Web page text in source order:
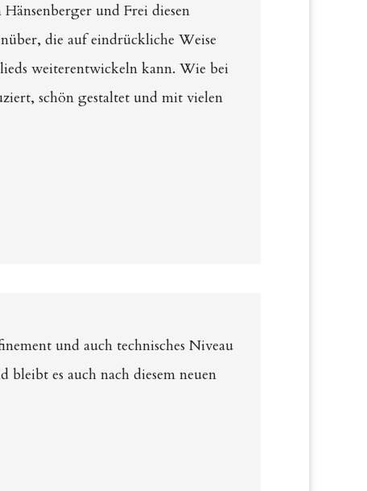
und Frei diesen
die auf eindrückliche Weise
weiterentwickeln kann. Wie bei
schön gestaltet und mit vielen
und auch technisches Niveau
es auch nach diesem neuen